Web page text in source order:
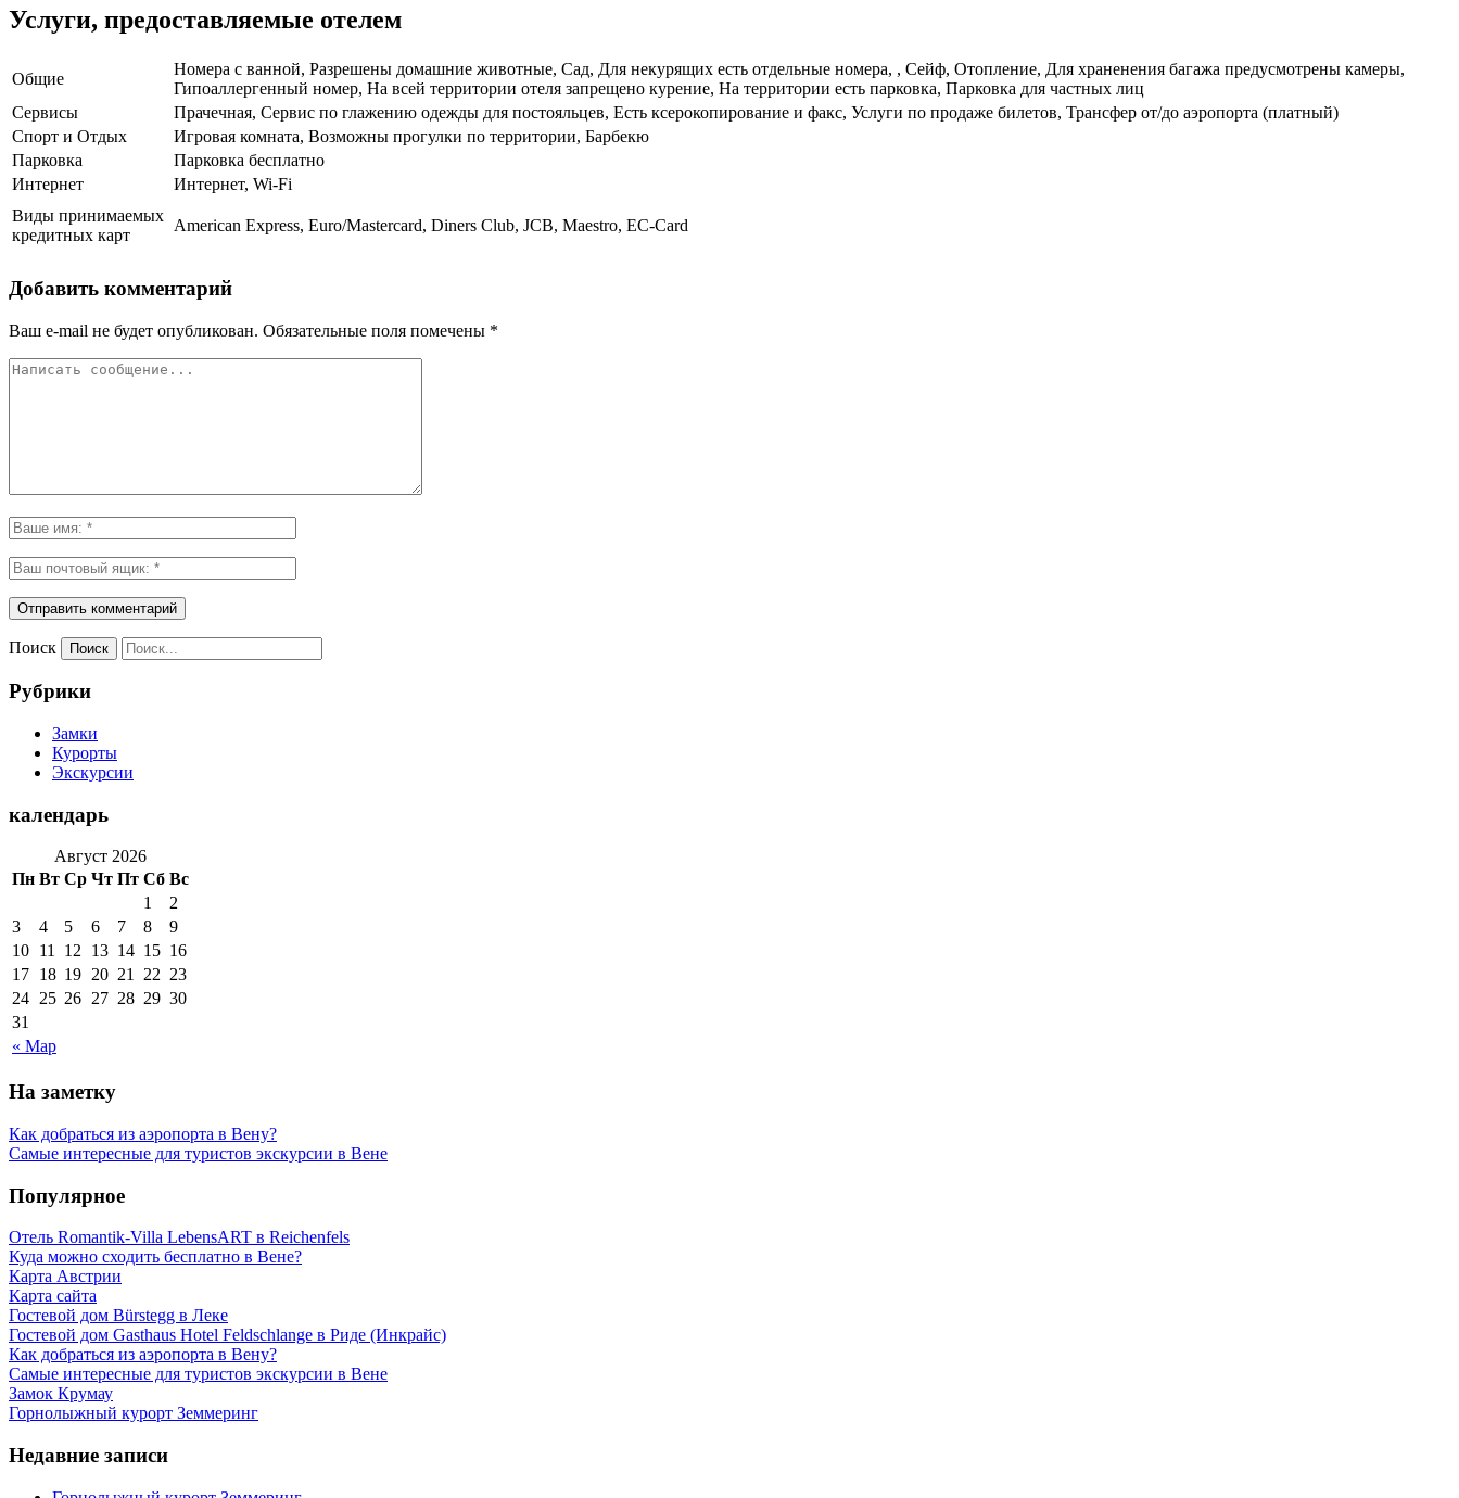
Услуги, предоставляемые отелем
Общие
Номера с ванной, Разрешены домашние животные, Сад, Для некурящих есть отдельные номера, , Сейф, Отопление, Для храненения багажа предусмотрены камеры,
Гипоаллергенный номер, На всей территории отеля запрещено курение, На территории есть парковка, Парковка для частных лиц
Сервисы
Прачечная, Сервис по глажению одежды для постояльцев, Есть ксерокопирование и факс, Услуги по продаже билетов, Трансфер от/до аэропорта (платный)
Спорт и Отдых
Игровая комната, Возможны прогулки по территории, Барбекю
Парковка
Парковка бесплатно
Интернет
Интернет, Wi-Fi
Виды принимаемых
кредитных карт
American Express, Euro/Mastercard, Diners Club, JCB, Maestro, EC-Card
Добавить комментарий
Ваш e-mail не будет опубликован. Обязательные поля помечены *
Поиск
Рубрики
Замки
Курорты
Экскурсии
календарь
Август 2026
Пн Вт Ср Чт Пт Сб Вс
« Мар
1
2
3
4 5 6 7 8
9
10 11 12 13 14 15 16
17 18 19 20 21 22 23
24 25 26 27 28 29 30
31
На заметку
Как добраться из аэропорта в Вену?
Самые интересные для туристов экскурсии в Вене
Популярное
Отель Romantik-Villa LebensART в Reichenfels
Куда можно сходить бесплатно в Вене?
Карта Австрии
Карта сайта
Гостевой дом Bürstegg в Леке
Гостевой дом Gasthaus Hotel Feldschlange в Риде (Инкрайс)
Как добраться из аэропорта в Вену?
Самые интересные для туристов экскурсии в Вене
Замок Крумау
Горнолыжный курорт Земмеринг
Недавние записи